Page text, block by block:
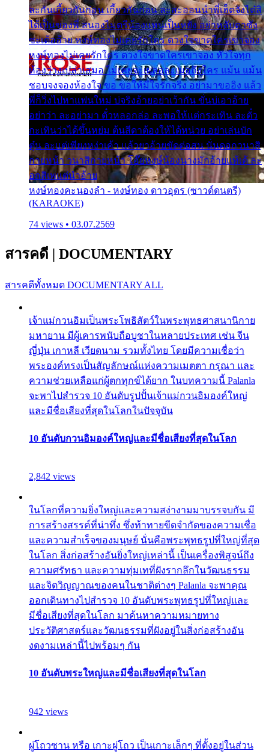
ละกันเกี้ยวกันก่อน เกี้ยวกันก่อน ละสะออนนำพี่เฮ็ดจังได๋สิ
ได้เป็นของพี่ สนองไมตรีน้องแหน่เป็นหยัง อย่าหลับตาซัง
ซะเด้ออ้าย หงษ์ทองไม่เคยรักใคร ดวงใจขาดใครเขาจอง
หงษ์ทองไม่เคยรักใคร ดวงใจขาดใครเขาจอง หัวใจทุก
ห้องว่างเปล่าเสมอ ไม่เคยจะเผลอละเมอถึงใคร แม้น แม้น
ชอบจงจองห้องใจ ขอ ขอให้มีใจรักจริง อย่ามาขออิง แล้ว
พี่ก็วิ่งไปหาแฟนใหม่ บ่จริงอ้ายอย่าเว้ากัน ขั่นบ่เอาอ้าย
อย่าว่า ละอย่ามา ตั๋วหลอกล่อ ละพอให้แต่กระเทิน ละตั๋ว
กะเทินว่าได้ขึ้นหย่ม ต้นสีดาต้องให้ได้หน่วย อย่าเล่นบัก
ตุ๋น ละแต่เพียงหง่าเค้า แล้วยาอ้ายขัดต่อสน นั่นดอกวนาสิ
กายหน้า วนาสิกายหน้า โอ๊ยหงษ์น้องนางมักอ้ายแท้เด้ ละ
อกสิเพแต่นำอ้าย
หงษ์ทองคะนองลำ - หงษ์ทอง ดาวอุดร (ซาวด์ดนตรี)
(KARAOKE)
74 views • 03.07.2569
สารคดี | DOCUMENTARY
สารคดีทั้งหมด DOCUMENTARY ALL
เจ้าแม่กวนอิมเป็นพระโพธิสัตว์ในพระพุทธศาสนานิกาย
มหายาน มีผู้เคารพนับถือบูชาในหลายประเทศ เช่น จีน
ญี่ปุ่น เกาหลี เวียดนาม รวมทั้งไทย โดยมีความเชื่อว่า
พระองค์ทรงเป็นสัญลักษณ์แห่งความเมตตา กรุณา และ
ความช่วยเหลือแก่ผู้ตกทุกข์ได้ยาก ในบทความนี้ Palanla
จะพาไปสำรวจ 10 อันดับรูปปั้นเจ้าแม่กวนอิมองค์ใหญ่
และมีชื่อเสียงที่สุดในโลกในปัจจุบัน
10 อันดับกวนอิมองค์ใหญ่และมีชื่อเสียงที่สุดในโลก
2,842 views
ในโลกที่ความยิ่งใหญ่และความสง่างามมาบรรจบกัน มี
การสร้างสรรค์ที่น่าทึ่ง ซึ่งท้าทายขีดจำกัดของความเชื่อ
และความสำเร็จของมนุษย์ นั่นคือพระพุทธรูปที่ใหญ่ที่สุด
ในโลก สิ่งก่อสร้างอันยิ่งใหญ่เหล่านี้ เป็นเครื่องพิสูจน์ถึง
ความศรัทธา และความทุ่มเทที่ฝังรากลึกในวัฒนธรรม
และจิตวิญญาณของคนในชาติต่างๆ Palanla จะพาคุณ
ออกเดินทางไปสำรวจ 10 อันดับพระพุทธรูปที่ใหญ่และ
มีชื่อเสียงที่สุดในโลก มาค้นหาความหมายทาง
ประวัติศาสตร์และวัฒนธรรมที่ฝังอยู่ในสิ่งก่อสร้างอัน
งดงามเหล่านี้ไปพร้อมๆ กัน
10 อันดับพระใหญ่และมีชื่อเสียงที่สุดในโลก
942 views
ผู่โถวซาน หรือ เกาะผู่โถว เป็นเกาะเล็กๆ ที่ตั้งอยู่ในส่วน